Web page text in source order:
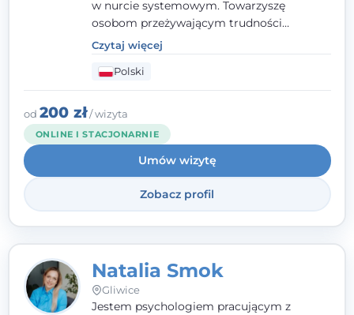
w nurcie systemowym. Towarzyszę
osobom przeżywającym trudności
emocjonalne, relacyjne albo znajdującym
się w kryzysie. Liczy się dla mnie
autentyczna, oparta na zaufaniu relacja
oraz przestrzeń, w której każdy poczuje się
wysłuchany i potraktowany z szacunkiem.
Czytaj więcej
Polski
od 200 zł/ wizyta
ONLINE I STACJONARNIE
Umów wizytę
Zobacz profil
Natalia Smok
Gliwice
Jestem psychologiem pracującym z